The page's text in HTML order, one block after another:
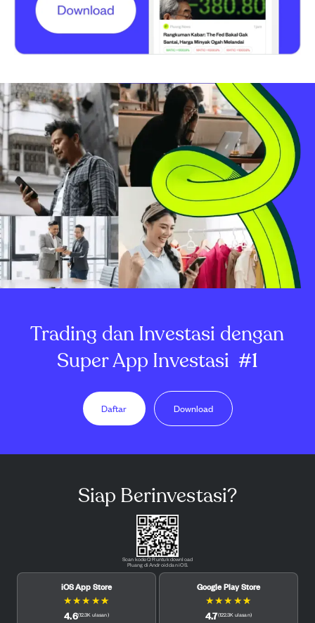
Trading dan Investasi dengan
Super App Investasi #1
Daftar Download
Siap Berinvestasi?
Scan kode QR untuk download
Pluang di Android dan iOS.
iOS App Store
★★★ ★★
4.6(12.3K ulasan)
Google Play Store
★★★ ★★
4.7(122.3K ulasan)